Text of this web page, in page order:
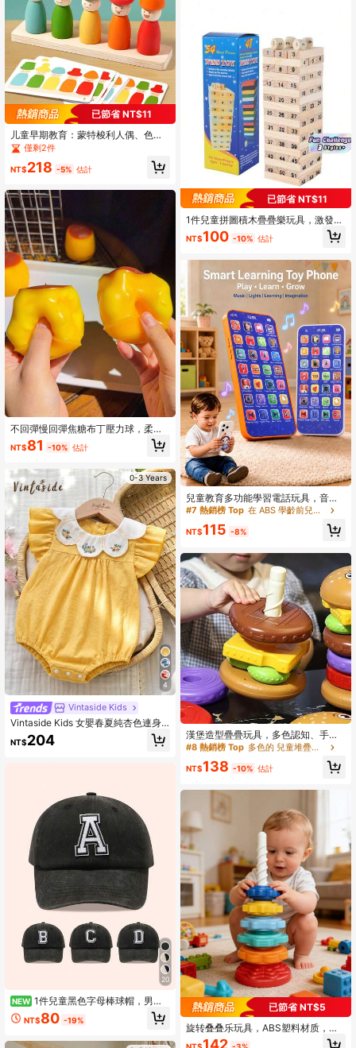
已節省 NT$11
儿童早期教育：蒙特梭利人偶、色彩
表达、分层音乐、手眼协调玩具、精
细动作、色彩认知、多功能立柱套
装、玩偶帽、表情色彩、分层音乐、
装、立柱套装、积木、逻辑思维、早
期教育、益智玩具、配对问答卡、互
动桌面木制拼图玩具、礼品
僅剩2件
NT$218 -5% 估計
不回彈慢回彈焦糖布丁壓力球，柔軟
脆珠填充黏性矽膠捏捏玩具，仿真食
物甜點手工減壓玩具，適合成人緩解
NT$81 -10% 估計
0-3 Years
4
Vintaside Kids
Vintaside Kids 女嬰春夏純杏色連身
衣，領口櫻桃刺繡裝飾，甜美簡約
風，舒適貼身，適合日常外出、休閒
NT$204
20
NEW 1件兒童黑色字母棒球帽，男孩
女孩通用遮陽帽，適合戶外與日常使
用 NT$80 -19%
已節省 NT$11
1件兒童拼圖積木疊疊樂玩具，激發兒
童想像力
NT$100 -10% 估計
兒童教育多功能學習電話玩具，音樂
燈光仿真電話，適合男孩女孩嬰兒與
幼兒，附USB充電線，節日聖誕禮物
#7 熱銷榜 Top 在 ABS 學齡前兒童玩具
NT$115 -8%
漢堡造型疊疊玩具，多色認知、手眼
協調與旋轉教育拼圖，適合男孩女孩
色
#8 熱銷榜 Top
多色的 兒童堆疊玩具
僅剩4件
#8 熱銷榜 Top
多色的 兒童堆疊玩具
僅剩4件
#8 熱銷榜 Top
多色的 兒童堆疊玩具
僅剩4件
#8 熱銷榜 Top
僅剩4件
NT$138 -10% 估計
已節省 NT$5
旋转叠叠乐玩具，ABS塑料材质，彩
虹色设计，寓教于乐的儿童互动学习
142